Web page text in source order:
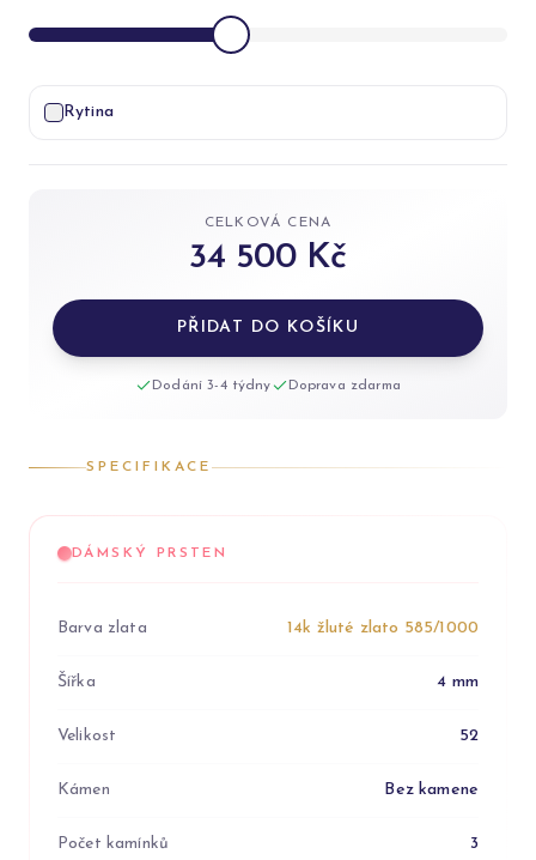
Rytina
CELKOVÁ CENA
34 500 Kč
PŘIDAT DO KOŠÍKU
Dodání 3-4 týdny Doprava zdarma
SPECIFIKACE
DÁMSKÝ PRSTEN
Barva zlata 14k žluté zlato 585/1000
Šířka 4 mm
Velikost 52
Kámen Bez kamene
Počet kamínků 3